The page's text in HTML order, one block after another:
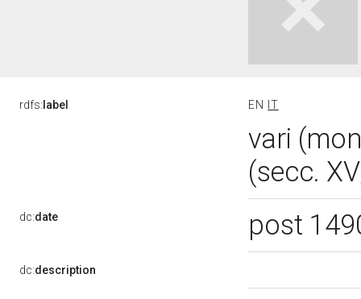
rdfs: label EN IT
vari
(secc.
dc:date post
dc:description